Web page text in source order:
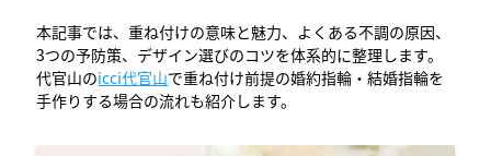
本記事では、重ね付けの意味と魅力、よくある不調の原因、
3つの予防策、デザイン選びのコツを体系的に整理します。
代官山のicci代官山で重ね付け前提の婚約指輪・結婚指輪を
手作りする場合の流れも紹介します。